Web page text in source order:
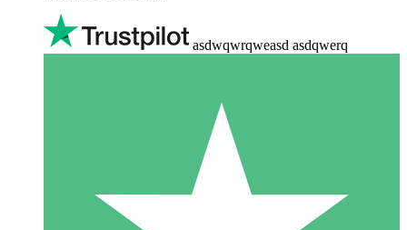
asdwqwrqweasd asdqwerq